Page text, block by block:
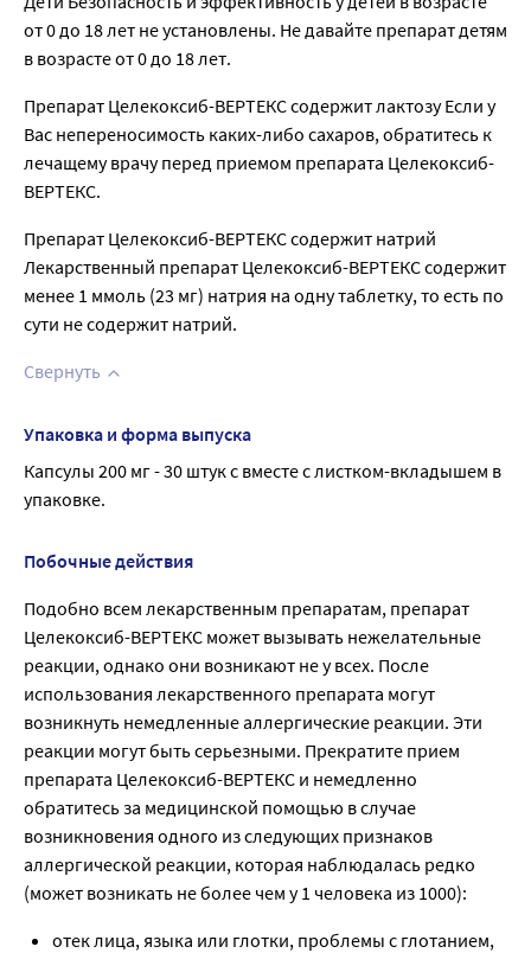
от 0 до 18 лет не установлены. Не давайте препарат детям
в возрасте от 0 до 18 лет.
Препарат Целекоксиб-ВЕРТЕКС содержит лактозу Если у
Вас непереносимость каких-либо сахаров, обратитесь к
лечащему врачу перед приемом препарата Целекоксиб-
ВЕРТЕКС.
Препарат Целекоксиб-ВЕРТЕКС содержит натрий
Лекарственный препарат Целекоксиб-ВЕРТЕКС содержит
менее 1 ммоль (23 мг) натрия на одну таблетку, то есть по
сути не содержит натрий.
Свернуть
Упаковка и форма выпуска
Капсулы 200 мг - 30 штук с вместе с листком-вкладышем в
упаковке.
Побочные действия
Подобно всем лекарственным препаратам, препарат
Целекоксиб-ВЕРТЕКС может вызывать нежелательные
реакции, однако они возникают не у всех. После
использования лекарственного препарата могут
возникнуть немедленные аллергические реакции. Эти
реакции могут быть серьезными. Прекратите прием
препарата Целекоксиб-ВЕРТЕКС и немедленно
обратитесь за медицинской помощью в случае
возникновения одного из следующих признаков
аллергической реакции, которая наблюдалась редко
(может возникать не более чем у 1 человека из 1000):
отек лица, языка или глотки, проблемы с глотанием,